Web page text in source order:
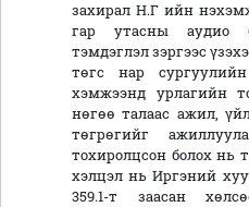
захирал Н.Г ийн
гар утасны аудио
тэмдэглэл зэргээс
төгс нар
хэмжээнд урлагийн
нөгөө талаас ажил,
төгрөгийг
тохиролцсон болох нь
хэлцэл нь Иргэний
359.1-т заасан